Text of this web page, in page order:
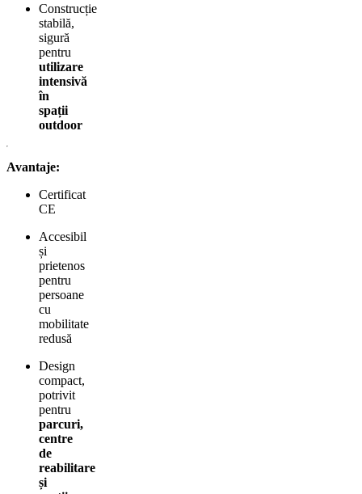
Construcție
stabilă,
sigură
pentru
utilizare
intensivă
în
spații
outdoor
Avantaje:
Certificat
CE
Accesibil
și
prietenos
pentru
persoane
cu
mobilitate
redusă
Design
compact,
potrivit
pentru
parcuri,
centre
de
reabilitare
și